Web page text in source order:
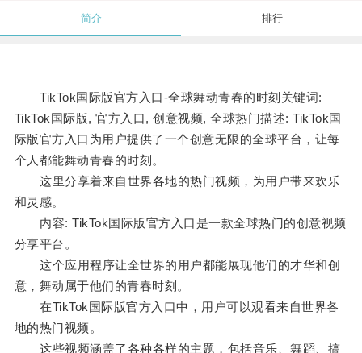
简介 排行
TikTok国际版官方入口-全球舞动青春的时刻关键词:
TikTok国际版, 官方入口, 创意视频, 全球热门描述: TikTok国
际版官方入口为用户提供了一个创意无限的全球平台，让每
个人都能舞动青春的时刻。
这里分享着来自世界各地的热门视频，为用户带来欢乐
和灵感。
内容: TikTok国际版官方入口是一款全球热门的创意视频
分享平台。
这个应用程序让全世界的用户都能展现他们的才华和创
意，舞动属于他们的青春时刻。
在TikTok国际版官方入口中，用户可以观看来自世界各
地的热门视频。
这些视频涵盖了各种各样的主题，包括音乐、舞蹈、搞